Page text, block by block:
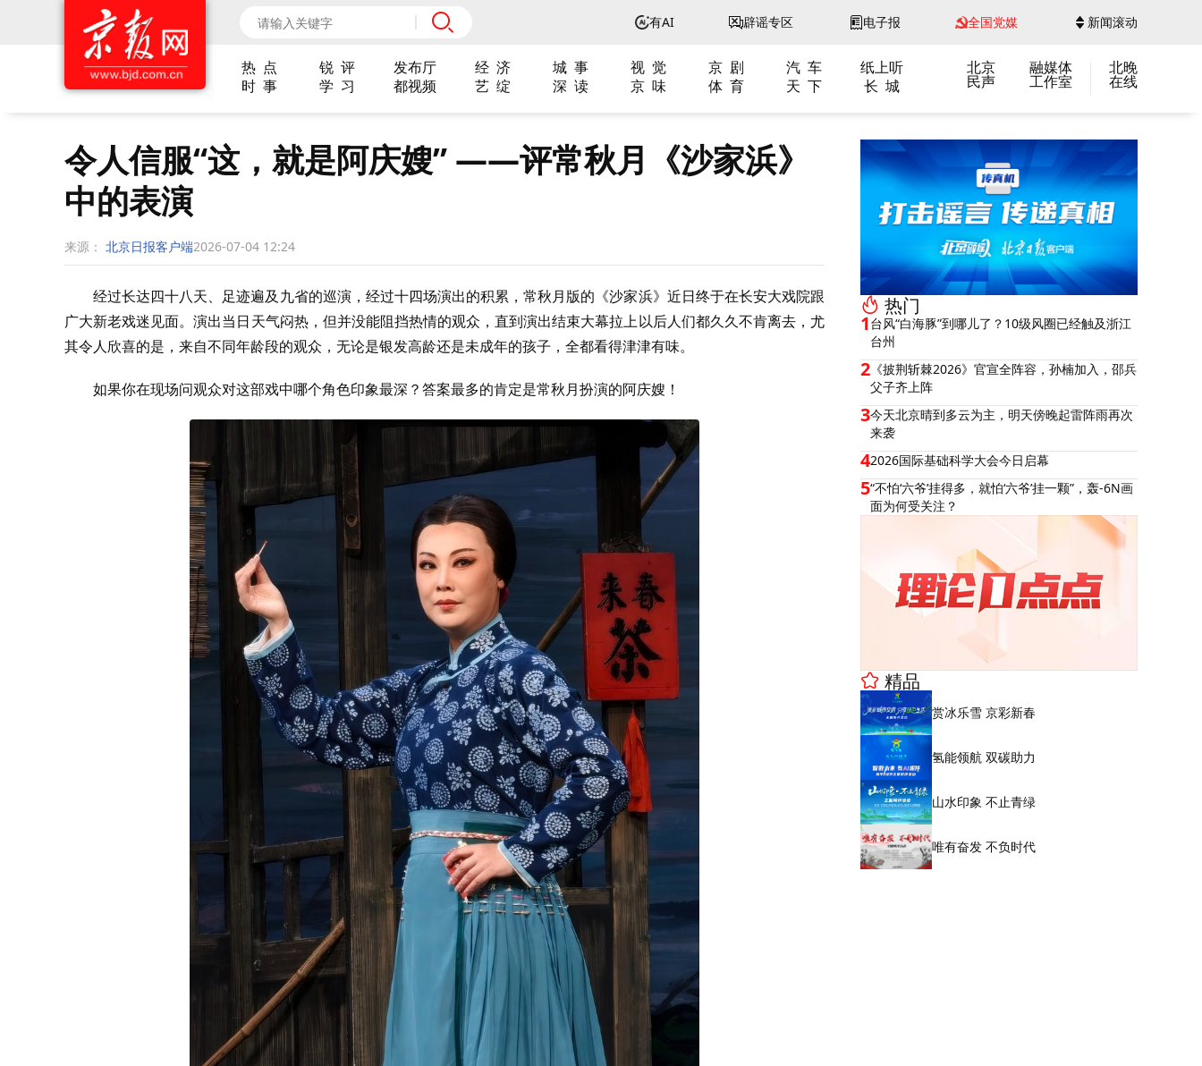
有AI 辟谣专区 电子报 全国党媒 新闻滚动
热 点 锐 评 发布厅 经 济 城 事 视 觉 京 剧 汽 车
纸上听
时 事
学 习 都视频 艺 绽 深 读 京 味 体 育 天 下 长 城
北京
民声
融媒体
工作室
北晚
在线
令人信服“这，就是阿庆嫂” ——评常秋月《沙家浜》
中的表演
来源： 北京日报客户端2026-07-04 12:24
经过长达四十八天、足迹遍及九省的巡演，经过十四场演出的积累，常秋月版的《沙家浜》近日终于在长安大戏院跟
广大新老戏迷见面。演出当日天气闷热，但并没能阻挡热情的观众，直到演出结束大幕拉上以后人们都久久不肯离去，尤
其令人欣喜的是，来自不同年龄段的观众，无论是银发高龄还是未成年的孩子，全都看得津津有味。
如果你在现场问观众对这部戏中哪个角色印象最深？答案最多的肯定是常秋月扮演的阿庆嫂！
热门
1台风“白海豚”到哪儿了？10级风圈已经触及浙江
台州
2 《披荆斩棘2026》官宣全阵容，孙楠加入，邵兵
父子齐上阵
3今天北京晴到多云为主，明天傍晚起雷阵雨再次
来袭
42026国际基础科学大会今日启幕
5“不怕‘六爷’挂得多，就怕‘六爷’挂一颗”，轰-6N画
面为何受关注？
精品
赏冰乐雪 京彩新春
氢能领航 双碳助力
山水印象 不止青绿
唯有奋发 不负时代